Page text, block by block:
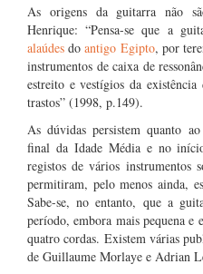
As origens da guitarra não
Henrique: “Pensa-se que a
alaúdes doantigo Egipto, por
instrumentos de caixa de
estreito e vestígios da
trastos” (1998, p.149).
As dúvidas persistem quanto
final da Idade Média e no
registos de vários instrumentos
permitiram, pelo menos ainda,
Sabe-se, no entanto, que a
período, embora mais pequena e
quatro cordas. Existem várias
de Guillaume Morlaye e Adrian